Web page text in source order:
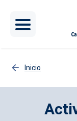
Inicio